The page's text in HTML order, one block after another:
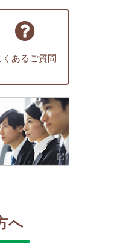
くあるご質問
へ